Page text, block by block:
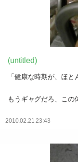
(untitled)
「健康な時期が、ほ
もうギャグだろ、この
2010.02.21 23:43